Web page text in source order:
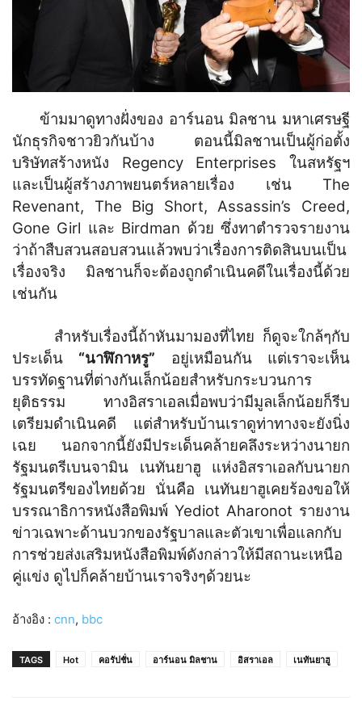
ข้ามมาดูทางฝั่งของ อาร์นอน มิลชาน มหาเศรษฐี
นักธุรกิจชาวยิวกันบ้าง ตอนนี้มิลชานเป็นผู้ก่อตั้ง
บริษัทสร้างหนัง Regency Enterprises ในสหรัฐฯ
และเป็นผู้สร้างภาพยนตร์หลายเรื่อง เช่น The
Revenant, The Big Short, Assassin’s Creed,
Gone Girl และ Birdman ด้วย ซึ่งทาตำรวจรายงาน
ว่าถ้าสืบสวนสอบสวนแล้วพบว่าเรื่องการติดสินบนเป็น
เรื่องจริง มิลชานก็จะต้องถูกดำเนินคดีในเรื่องนี้ด้วย
เช่นกัน
สำหรับเรื่องนี้ถ้าหันมามองที่ไทย ก็ดูจะใกล้ๆกับ
ประเด็น “นาฬิกาหรู” อยู่เหมือนกัน แต่เราจะเห็น
บรรทัดฐานที่ต่างกันเล็กน้อยสำหรับกระบวนการ
ยุติธรรม ทางอิสราเอลเมื่อพบว่ามีมูลเล็กน้อยก็รีบ
เตรียมดำเนินคดี แต่สำหรับบ้านเราดูท่าทางจะยังนิ่ง
เฉย นอกจากนี้ยังมีประเด็นคล้ายคลึงระหว่างนายก
รัฐมนตรีเบนจามิน เนทันยาฮู แห่งอิสราเอลกับนายก
รัฐมนตรีของไทยด้วย นั่นคือ เนทันยาฮูเคยร้องขอให้
บรรณาธิการหนังสือพิมพ์ Yediot Aharonot รายงาน
ข่าวเฉพาะด้านบวกของรัฐบาลและตัวเขาเพื่อแลกกับ
การช่วยส่งเสริมหนังสือพิมพ์ดังกล่าวให้มีสถานะเหนือ
คู่แข่ง ดูไปก็คล้ายบ้านเราจริงๆด้วยนะ
อ้างอิง : cnn, bbc
TAGS Hot คอรัปชั่น อาร์นอน มิลชาน อิสราเอล เนทันยาฮู